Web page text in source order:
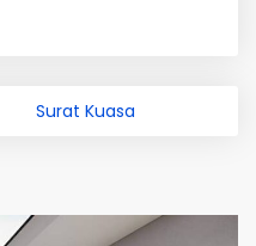
Surat Kuasa